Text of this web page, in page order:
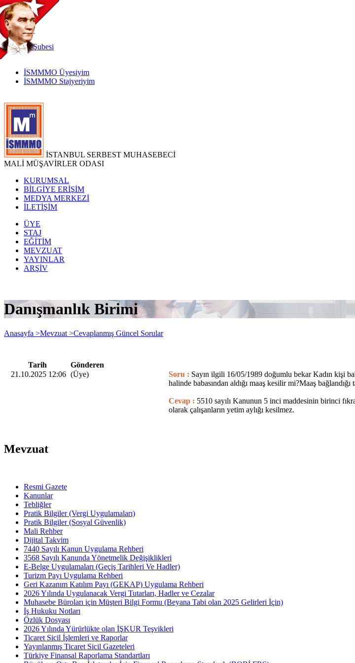
TR
|
EN
İnternetŞubesi
İSMMMO Üyesiyim
İSMMMO Stajyeriyim
İSTANBUL SERBEST MUHASEBECİ
MALİ MÜŞAVİRLER ODASI
KURUMSAL
BİLGİYE ERİŞİM
MEDYA MERKEZİ
İLETİŞİM
ÜYE
STAJ
EĞİTİM
MEVZUAT
YAYINLAR
ARŞİV
Danışmanlık Birimi
Anasayfa >Mevzuat >Cevaplanmış Güncel Sorular
Tarih
Gönderen
21.10.2025 12:06 (Üye) Soru : Sayın ilgili 16/05/1989 doğumlu bekar Kadın kişi
halinde babasından aldığı maaş kesilir mi?Maaş
Cevap : 5510 sayılı Kanunun 5 inci maddesinin birinci
olarak çalışanların yetim aylığı kesilmez.
Mevzuat
Resmi Gazete
Kanunlar
Tebliğler
Pratik Bilgiler (Vergi Uygulamaları)
Pratik Bilgiler (Sosyal Güvenlik)
Mali Rehber
Dijital Takvim
7440 Sayılı Kanun Uygulama Rehberi
3568 Sayılı Kanunda Yönetmelik Değişiklikleri
E-Belge Uygulamaları (Geçiş Tarihleri Ve Hadler)
Turizm Payı Uygulama Rehberi
Geri Kazanım Katılım Payı (GEKAP) Uygulama Rehberi
2026 Yılında Uygulanacak Vergi Tutarları, Hadler ve Cezalar
Muhasebe Büroları için Müşteri Bilgi Formu (Beyana Tabi olan 2025 Gelirleri İçin)
İş Hukuku Notları
Özlük Dosyası
2026 Yılında Yürürlükte olan İŞKUR Teşvikleri
Ticaret Sicil İşlemleri ve Raporlar
Yayınlanmış Ticaret Sicil Gazeteleri
Türkiye Finansal Raporlama Standartları